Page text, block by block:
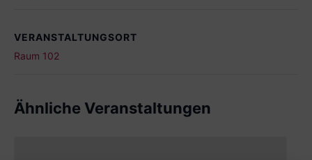
VERANSTALTUNGSORT
Raum 102
Ähnliche Veranstaltungen